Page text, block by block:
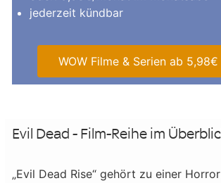
jederzeit kündbar
WOW Filme & Serien ab
Evil Dead - Film-Reihe im
„Evil Dead Rise“ gehört zu einer